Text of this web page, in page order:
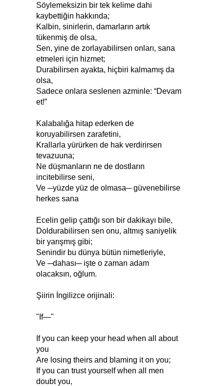
Söylemeksizin bir tek kelime dahi
kaybettiğin hakkında;
Kalbin, sinirlerin, damarların artık
tükenmiş de olsa,
Sen, yine de zorlayabilirsen onları, sana
etmeleri için hizmet;
Durabilirsen ayakta, hiçbiri kalmamış da
olsa,
Sadece onlara seslenen azminle: “Devam
et!”
Kalabalığa hitap ederken de
koruyabilirsen zarafetini,
Krallarla yürürken de hak verdirirsen
tevazuuna;
Ne düşmanların ne de dostların
incitebilirse seni,
Ve ─yüzde yüz de olmasa─ güvenebilirse
herkes sana
Ecelin gelip çattığı son bir dakikayı bile,
Doldurabilirsen sen onu, altmış saniyelik
bir yarışmış gibi;
Senindir bu dünya bütün nimetleriyle,
Ve ─dahası─ işte o zaman adam
olacaksın, oğlum.
Şiirin İngilizce orijinali:
"If—"
If you can keep your head when all about
you
Are losing theirs and blaming it on you;
If you can trust yourself when all men
doubt you,